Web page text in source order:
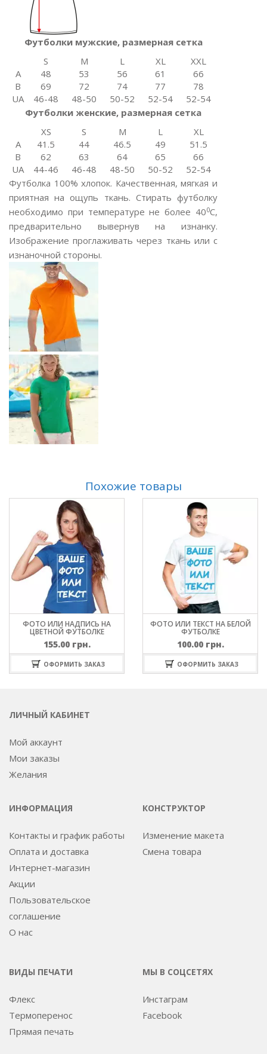
Футболки мужские, размерная сетка
S
M L XL
XXL
A
48 53 56 61
66
B
69 72 74 77
78
UA
46-48 48-50 50-52 52-54
52-54
Футболки женские, размерная сетка
XS
S M L
XL
A
41.5 44 46.5 49
51.5
B
62 63 64 65
66
UA
44-46 46-48 48-50 50-52
52-54
Футболка 100% хлопок. Качественная, мягкая и
приятная на ощупь ткань. Стирать футболку
необходимо при температуре не более 400С,
предварительно вывернув на изнанку.
Изображение проглаживать через ткань или с
изнаночной стороны.
Похожие товары
ФОТО ИЛИ НАДПИСЬ НА
ЦВЕТНОЙ ФУТБОЛКЕ
155.00 грн.
ОФОРМИТЬ ЗАКАЗ
ФОТО ИЛИ ТЕКСТ НА БЕЛОЙ
ФУТБОЛКЕ
100.00 грн.
ОФОРМИТЬ ЗАКАЗ
ЛИЧНЫЙ КАБИНЕТ
Мой аккаунт
Мои заказы
Желания
ИНФОРМАЦИЯ
Контакты и график работы
Оплата и доставка
Интернет-магазин
Акции
Пользовательское
соглашение
О нас
КОНСТРУКТОР
Изменение макета
Смена товара
ВИДЫ ПЕЧАТИ
Флекс
Термоперенос
Прямая печать
МЫ В СОЦСЕТЯХ
Инстаграм
Facebook